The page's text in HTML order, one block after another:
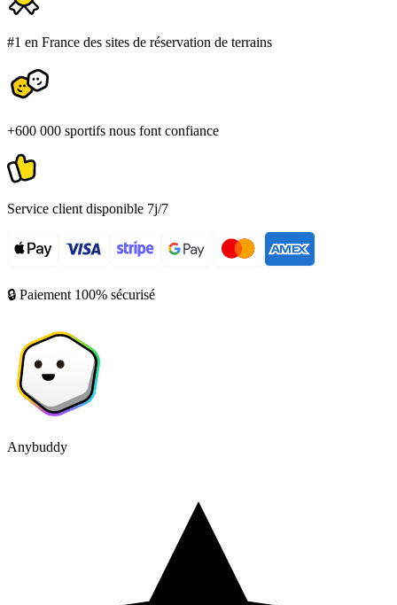
#1 en France des sites de réservation de terrains
+600 000 sportifs nous font confiance
Service client disponible 7j/7
🔒 Paiement 100% sécurisé
Anybuddy